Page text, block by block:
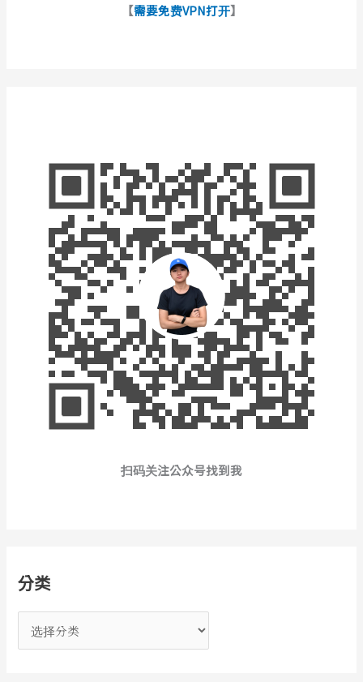
【需要免费VPN打开】
扫码关注公众号找到我
分类
类